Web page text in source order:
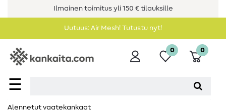
Ilmainen toimitus yli 150 € tilauksille
Uutuus: Air Mesh! Tutustu nyt!
☰
0 0
Alennetut vaatekankaat